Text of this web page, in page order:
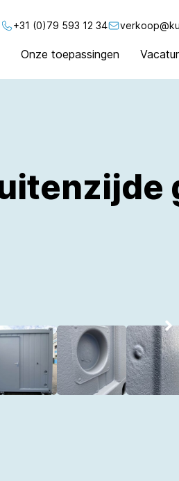
+31 (0)79 593 12 34
Onze toepassingen